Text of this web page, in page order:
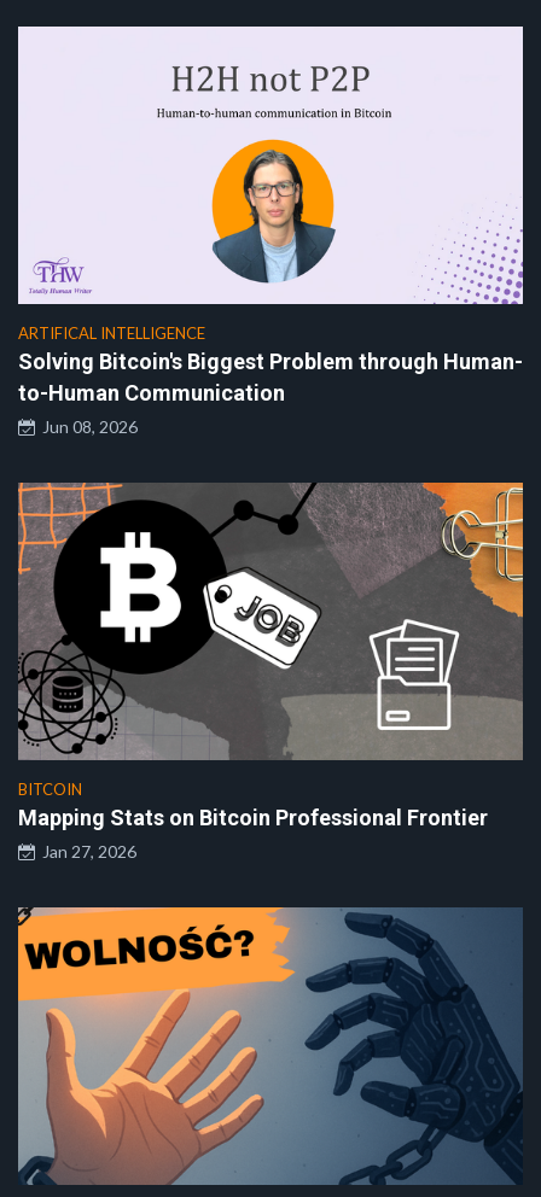
ARTIFICAL INTELLIGENCE
Solving Bitcoin's Biggest Problem through Human-
to-Human Communication
Jun 08, 2026
BITCOIN
Mapping Stats on Bitcoin Professional Frontier
Jan 27, 2026